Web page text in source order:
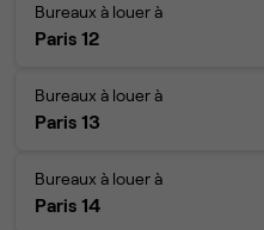
Bureaux à louer à
Paris 12
Bureaux à louer à
Paris 13
Bureaux à louer à
Paris 14